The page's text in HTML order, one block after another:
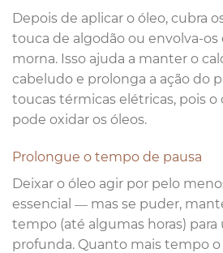
Depois de aplicar o óleo, cubra
touca de algodão ou envolva-
morna. Isso ajuda a manter o
cabeludo e prolonga a ação do
toucas térmicas elétricas, pois o
pode oxidar os óleos.
Prolongue o tempo de pausa
Deixar o óleo agir por pelo
essencial — mas se puder,
tempo (até algumas horas)
profunda. Quanto mais tempo